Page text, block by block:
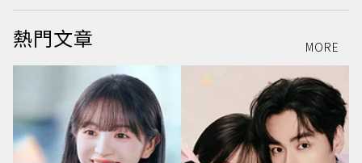
熱門文章 MORE